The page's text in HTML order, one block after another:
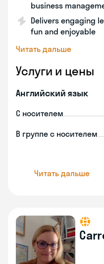
business
Delivers engaging
fun and enjoyable
Читать дальше
Услуги и цены
Английский язык
С носителем
В группе с носителем
Читать дальше